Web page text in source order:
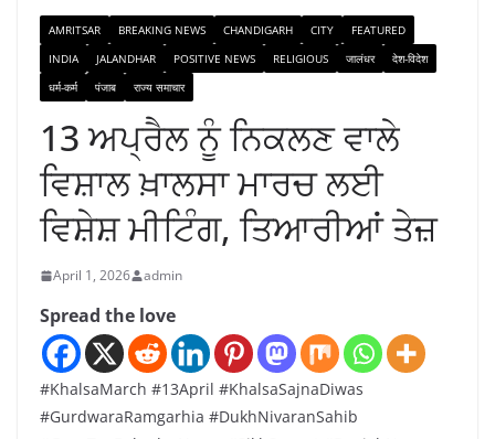
AMRITSAR BREAKING NEWS CHANDIGARH CITY
FEATURED
INDIA
JALANDHAR POSITIVE NEWS RELIGIOUS जालंधर
देश-विदेश
धर्म-कर्म
पंजाब राज्य समाचार
13 ਅਪ੍ਰੈਲ ਨੂੰ ਨਿਕਲਣ ਵਾਲੇ
ਵਿਸ਼ਾਲ ਖ਼ਾਲਸਾ ਮਾਰਚ ਲਈ
ਵਿਸ਼ੇਸ਼ ਮੀਟਿੰਗ, ਤਿਆਰੀਆਂ ਤੇਜ਼
April 1, 2026 admin
Spread the love
#KhalsaMarch #13April #KhalsaSajnaDiwas
#GurdwaraRamgarhia #DukhNivaranSahib